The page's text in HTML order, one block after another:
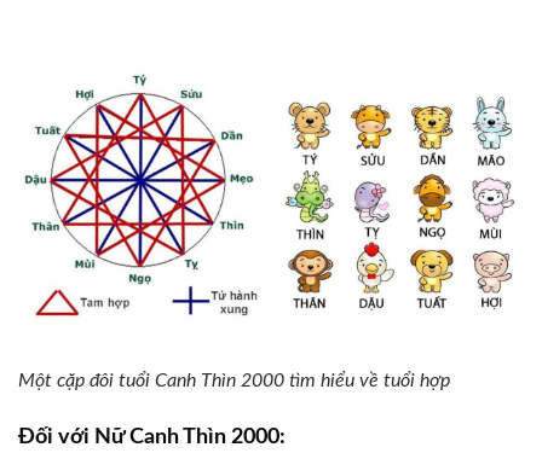
Một cặp đôi tuổi Canh Thìn 2000 tìm hiểu về tuổi hợp
Đối với Nữ Canh Thìn 2000: